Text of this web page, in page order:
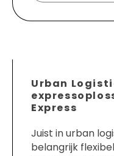
Urban
Express
Juist in urban
belangrijk